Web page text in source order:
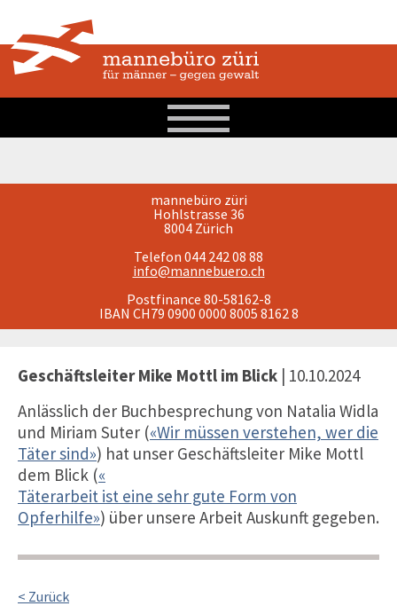
mannebüro züri
Hohlstrasse 36
8004 Zürich
Telefon 044 242 08 88
info@mannebuero.ch
Postfinance 80-58162-8
IBAN CH79 0900 0000 8005 8162 8
Geschäftsleiter Mike Mottl im Blick | 10.10.2024
Anlässlich der Buchbesprechung von Natalia Widla
und Miriam Suter («Wir müssen verstehen, wer die
Täter sind») hat unser Geschäftsleiter Mike Mottl
dem Blick («
Täterarbeit ist eine sehr gute Form von
Opferhilfe») über unsere Arbeit Auskunft gegeben.
< Zurück